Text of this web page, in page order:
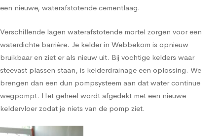
een nieuwe, waterafstotende cementlaag.
Verschillende lagen waterafstotende mortel zorgen voor een
waterdichte barrière. Je kelder in Webbekom is opnieuw
bruikbaar en ziet er als nieuw uit. Bij vochtige kelders waar
steevast plassen staan, is kelderdrainage een oplossing. We
brengen dan een dun pompsysteem aan dat water continue
wegpompt. Het geheel wordt afgedekt met een nieuwe
keldervloer zodat je niets van de pomp ziet.